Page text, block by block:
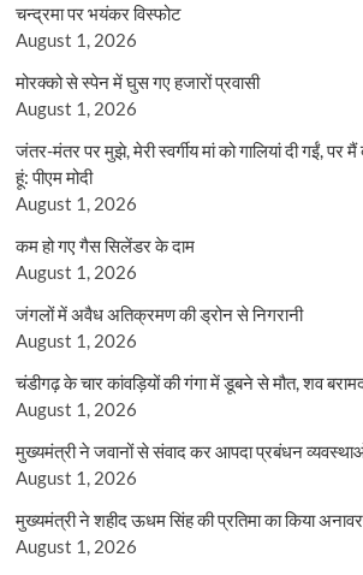
चन्द्रमा पर भयंकर विस्फोट
August 1, 2026
मोरक्को से स्पेन में घुस गए हजारों प्रवासी
August 1, 2026
जंतर-मंतर पर मुझे, मेरी स्वर्गीय मां को गालियां दी गईं, पर
हूं: पीएम मोदी
August 1, 2026
कम हो गए गैस सिलेंडर के दाम
August 1, 2026
जंगलों में अवैध अतिक्रमण की ड्रोन से निगरानी
August 1, 2026
चंडीगढ़ के चार कांवड़ियों की गंगा में डूबने से मौत, शव
August 1, 2026
मुख्यमंत्री ने जवानों से संवाद कर आपदा प्रबंधन
August 1, 2026
मुख्यमंत्री ने शहीद ऊधम सिंह की प्रतिमा का किया
August 1, 2026